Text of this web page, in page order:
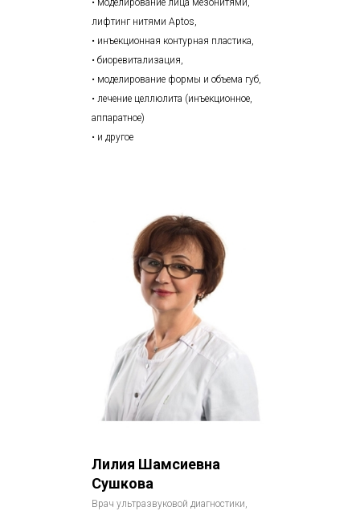
• моделирование лица мезонитями,
лифтинг нитями Aptos,
• инъекционная контурная пластика,
• биоревитализация,
• моделирование формы и объема губ,
• лечение целлюлита (инъекционное,
аппаратное)
• и другое
Лилия Шамсиевна
Сушкова
Врач ультразвуковой диагностики,